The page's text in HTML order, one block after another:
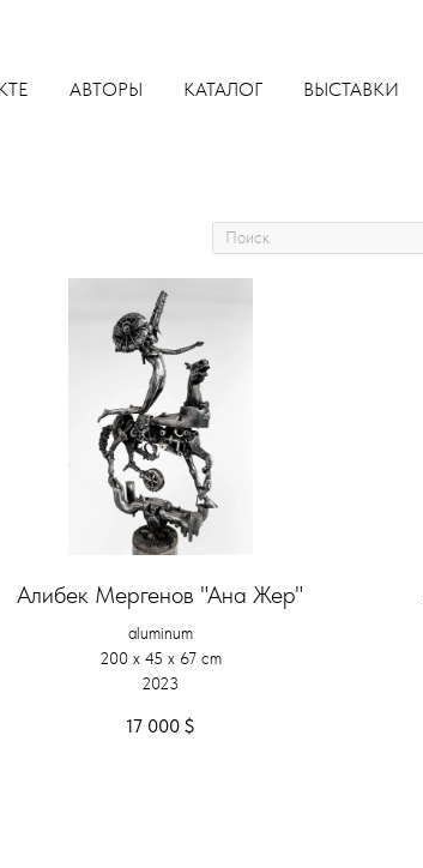
АВТОРЫ КАТАЛОГ ВЫСТАВКИ
Алибек Мергенов "Ана Жер"
aluminum
200 х 45 х 67 cm
2023
17 000 $